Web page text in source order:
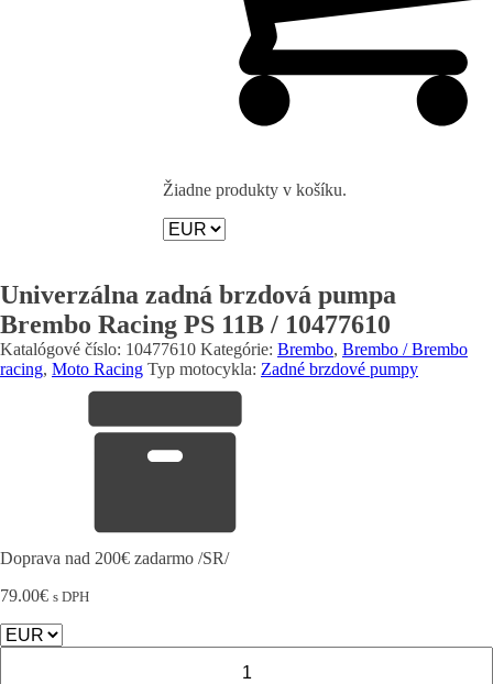
Žiadne produkty v košíku.
Univerzálna zadná brzdová pumpa
Brembo Racing PS 11B / 10477610
Katalógové číslo: 10477610 Kategórie: Brembo, Brembo / Brembo
racing, Moto Racing Typ motocykla: Zadné brzdové pumpy
Doprava nad 200€ zadarmo /SR/
79.00€ s DPH